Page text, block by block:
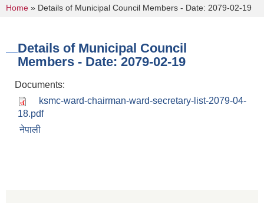
You are here
Home » Details of Municipal Council Members - Date: 2079-02-19
Details of Municipal Council
Members - Date: 2079-02-19
Documents:
ksmc-ward-chairman-ward-secretary-list-2079-04-
18.pdf
नेपाली